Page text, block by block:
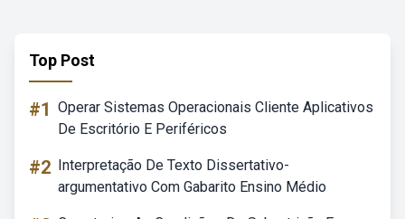
Top Post
#1 Operar Sistemas Operacionais Cliente Aplicativos
De Escritório E Periféricos
#2 Interpretação De Texto Dissertativo-
argumentativo Com Gabarito Ensino Médio